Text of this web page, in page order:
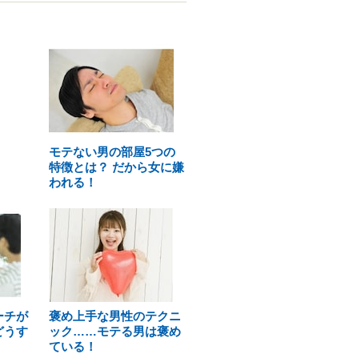
モテない男の部屋5つの
特徴とは？ だから女に嫌
われる！
チが
す
褒め上手な男性のテクニ
ック……モテる男は褒め
ている！